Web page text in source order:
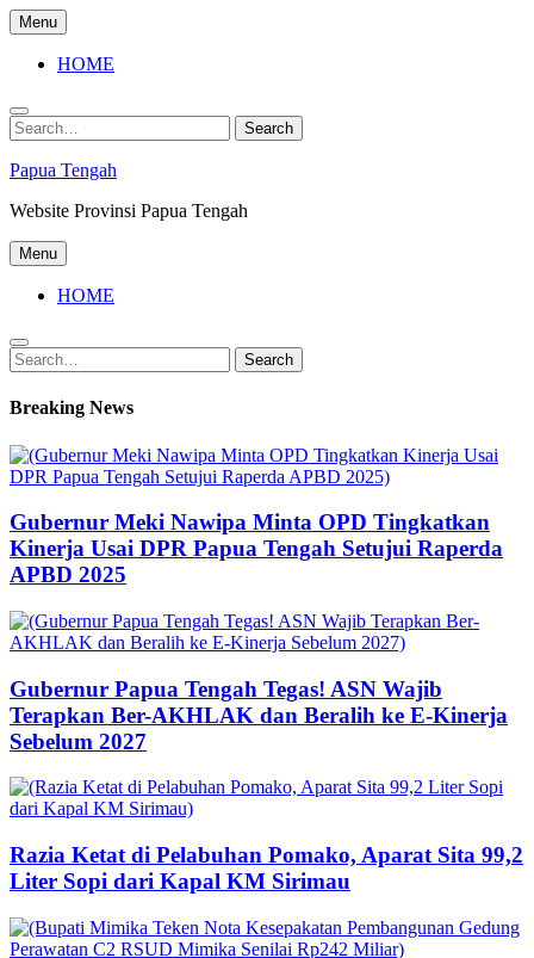
Skip
to
content
Menu
HOME
Search
for:
Search
Papua Tengah
Website Provinsi Papua Tengah
Menu
HOME
Search
for:
Search
Breaking News
Gubernur Meki Nawipa Minta OPD Tingkatkan
Kinerja Usai DPR Papua Tengah Setujui Raperda
APBD 2025
Gubernur Papua Tengah Tegas! ASN Wajib
Terapkan Ber-AKHLAK dan Beralih ke E-Kinerja
Sebelum 2027
Razia Ketat di Pelabuhan Pomako, Aparat Sita 99,2
Liter Sopi dari Kapal KM Sirimau